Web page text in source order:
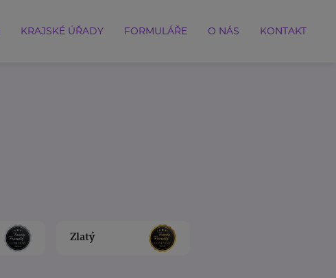
KRAJSKÉ ÚŘADY FORMULÁŘE O NÁS KONTAKT
Zlatý